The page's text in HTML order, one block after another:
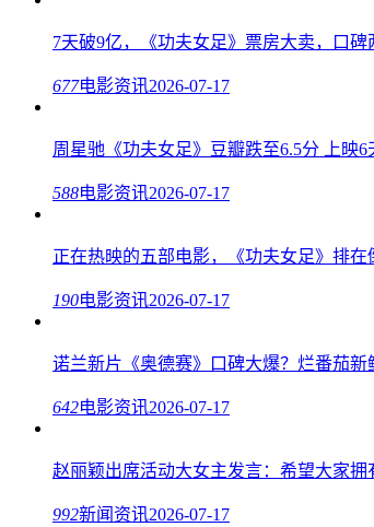
7天破9亿，《功夫女足》票房大卖，口碑
677电影资讯2026-07-17
周星驰《功夫女足》豆瓣跌至6.5分 上映6
588电影资讯2026-07-17
正在热映的五部电影，《功夫女足》排在
190电影资讯2026-07-17
诺兰新片《奥德赛》口碑大爆？烂番茄新
642电影资讯2026-07-17
赵丽颖出席活动大女主发言：希望大家拥
992新闻资讯2026-07-17